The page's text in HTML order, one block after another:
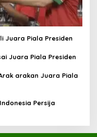
Juara Piala Presiden
Juara Piala Presiden
arakan Juara Piala
Persija